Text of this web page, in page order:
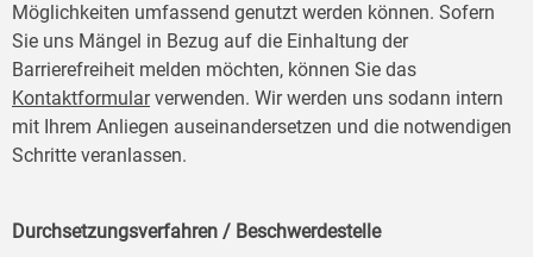
Möglichkeiten umfassend genutzt werden können. Sofern
Sie uns Mängel in Bezug auf die Einhaltung der
Barrierefreiheit melden möchten, können Sie das
Kontaktformularverwenden. Wir werden uns sodann intern
mit Ihrem Anliegen auseinandersetzen und die notwendigen
Schritte veranlassen.
Durchsetzungsverfahren / Beschwerdestelle